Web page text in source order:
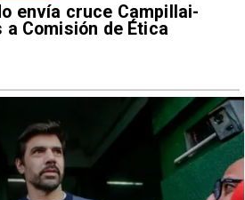
envía cruce Campillai-
a Comisión de Ética